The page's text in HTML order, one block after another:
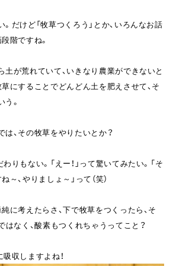
だけど「牧草つくろう」とか、いろんなお話
階ですね。
が荒れていて、いきなり農業ができないと
にすることでどんどん土を肥えさせて、そ
。
、その牧草をやりたいとか？
もない。「えー！」って驚いてみたい。「そ
～、やりましょ～」って（笑）
に考えたらさ、下で牧草をつくったら、そ
はなく、酸素もつくれちゃうってこと？
収しますよね！